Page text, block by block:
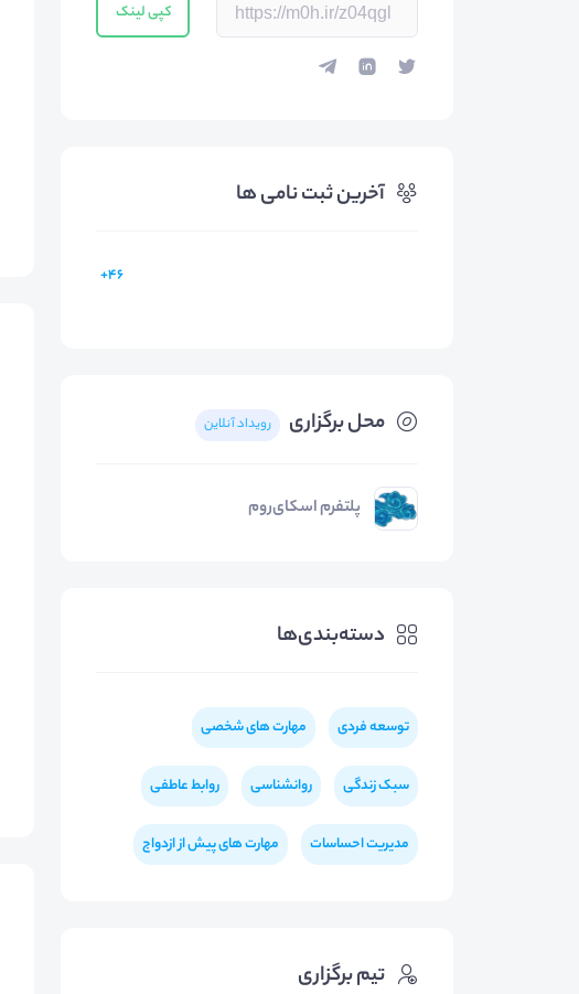
کپی لینک
آخرین ثبت نامی ها
46+
محل برگزاری رویداد آنلاین
پلتفرم اسکای‌روم
دسته‌بندی‌ها
توسعه فردی مهارت های شخصی
سبک زندگی روانشناسی روابط عاطفی
مدیریت احساسات مهارت های پیش از ازدواج
تیم برگزاری